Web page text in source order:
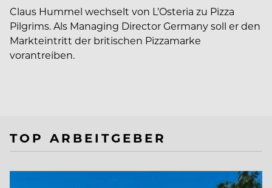
Claus Hummel wechselt von L’Osteria zu Pizza
Pilgrims. Als Managing Director Germany soll er den
Markteintritt der britischen Pizzamarke
vorantreiben.
TOP ARBEITGEBER